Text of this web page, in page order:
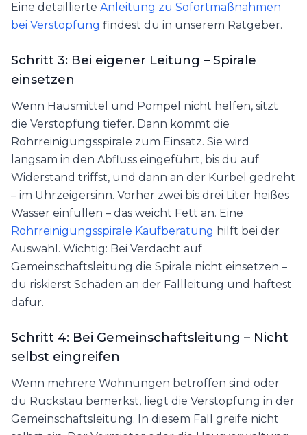
Eine detaillierte Anleitung zu Sofortmaßnahmen
bei Verstopfung findest du in unserem Ratgeber.
Schritt 3: Bei eigener Leitung – Spirale
einsetzen
Wenn Hausmittel und Pömpel nicht helfen, sitzt
die Verstopfung tiefer. Dann kommt die
Rohrreinigungsspirale zum Einsatz. Sie wird
langsam in den Abfluss eingeführt, bis du auf
Widerstand triffst, und dann an der Kurbel gedreht
– im Uhrzeigersinn. Vorher zwei bis drei Liter heißes
Wasser einfüllen – das weicht Fett an. Eine
Rohrreinigungsspirale Kaufberatung hilft bei der
Auswahl. Wichtig: Bei Verdacht auf
Gemeinschaftsleitung die Spirale nicht einsetzen –
du riskierst Schäden an der Fallleitung und haftest
dafür.
Schritt 4: Bei Gemeinschaftsleitung – Nicht
selbst eingreifen
Wenn mehrere Wohnungen betroffen sind oder
du Rückstau bemerkst, liegt die Verstopfung in der
Gemeinschaftsleitung. In diesem Fall greife nicht